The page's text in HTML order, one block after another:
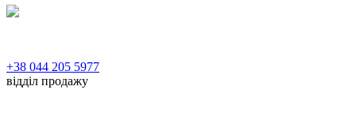
+38 044 205 5977
відділ продажу